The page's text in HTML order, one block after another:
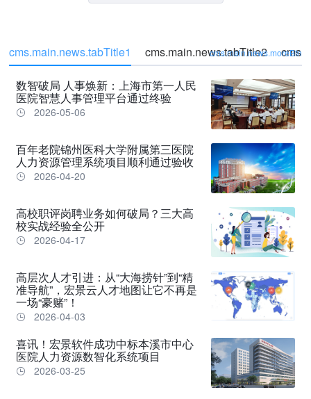
cms.main.news.tabTitle1 cms.main.news.tabTitle2
cms.main.news.moreBtn
数智破局 人事焕新：上海市第一人民
医院智慧人事管理平台通过终验
2026-05-06
百年老院锦州医科大学附属第三医院
人力资源管理系统项目顺利通过验收
2026-04-20
高校职评岗聘业务如何破局？三大高
校实战经验全公开
2026-04-17
高层次人才引进：从“大海捞针”到“精
准导航”，宏景云人才地图让它不再是
一场“豪赌”！
2026-04-03
喜讯！宏景软件成功中标本溪市中心
医院人力资源数智化系统项目
2026-03-25